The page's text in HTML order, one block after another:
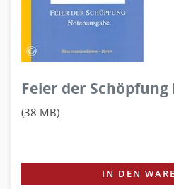
Feier der Schöpfung
(38 MB)
IN DEN